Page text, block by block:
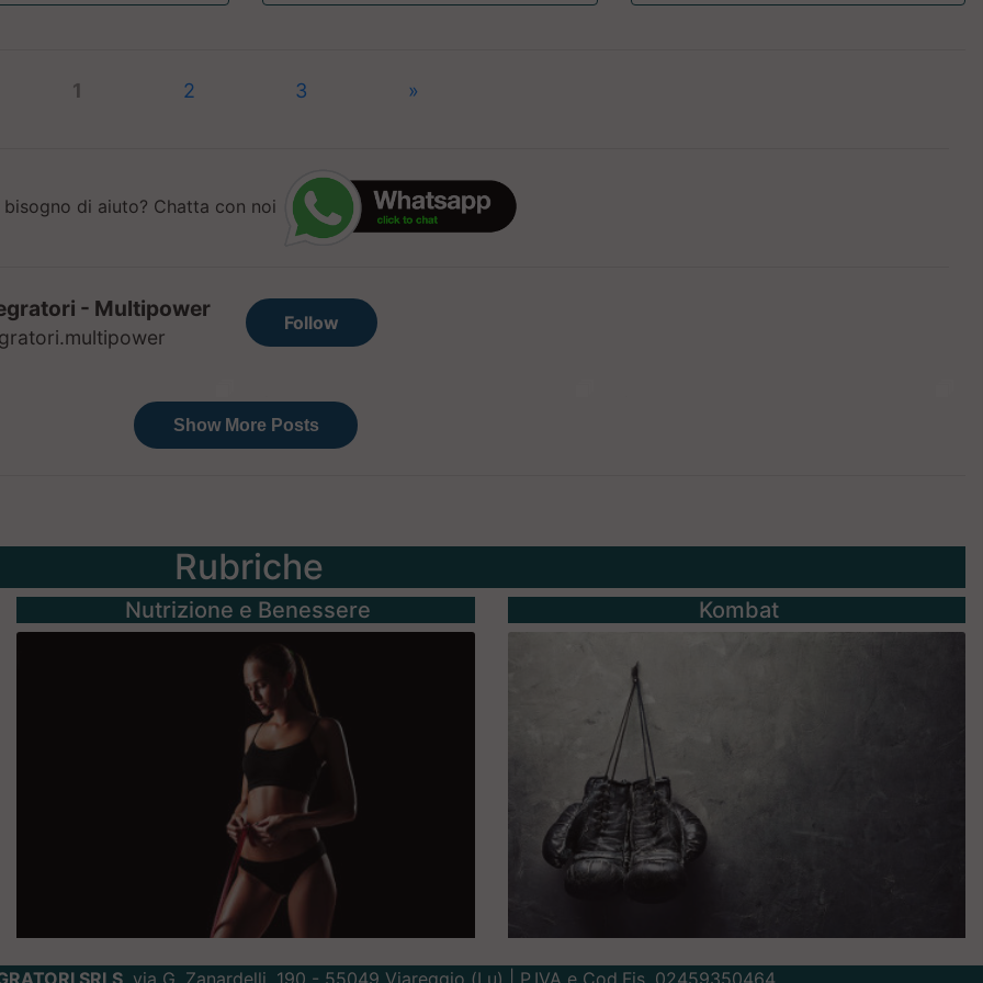
1 2 3 »
bisogno di aiuto? Chatta con noi
Rubriche
Nutrizione e Benessere Kombat
SRLS, via G. Zanardelli, 190 - 55049 Viareggio (Lu) | P.IVA e Cod.Fis. 02459350464